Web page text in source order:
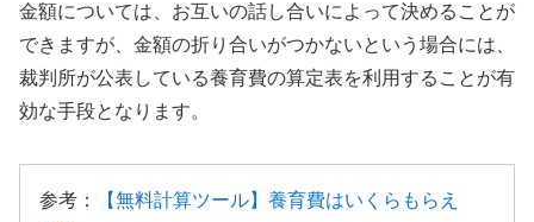
金額については、お互いの話し合いによって決めることが
できますが、金額の折り合いがつかないという場合には、
裁判所が公表している養育費の算定表を利用することが有
効な手段となります。
参考：
【無料計算ツール】養育費はいくらもらえ